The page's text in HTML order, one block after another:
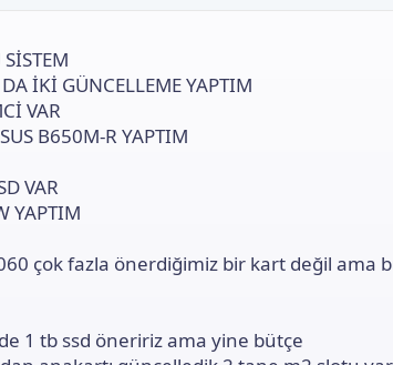
İKİ GÜNCELLEME YAPTIM
VAR
B650M-R YAPTIM
VAR
YAPTIM
çok fazla önerdiğimiz bir kart değil ama
1 tb ssd öneririz ama yine bütçe